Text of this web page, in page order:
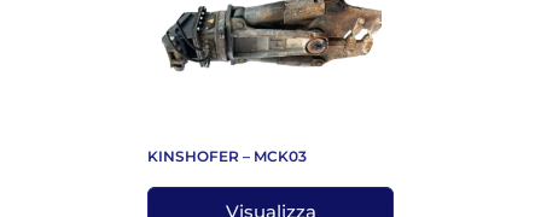
KINSHOFER – MCK03
Visualizza